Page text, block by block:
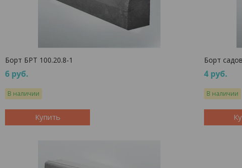
Борт БРТ 100.20.8-1
6 руб.
В наличии
Купить
Борт
4 руб.
В наличии